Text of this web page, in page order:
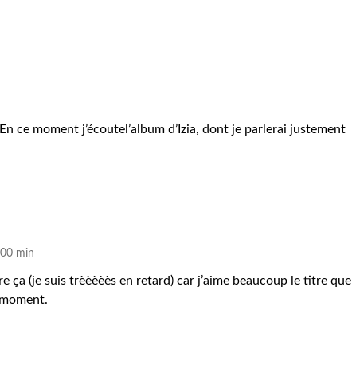
ce moment j’écoutel’album d’Izia, dont je parlerai justement
min
ça (je suis trèèèèès en retard) car j’aime beaucoup le titre que